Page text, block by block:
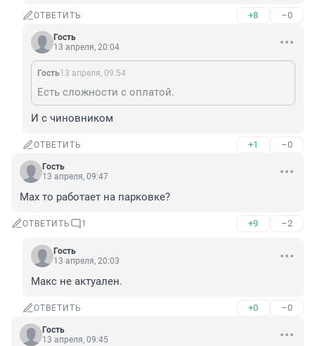
ОТВЕТИТЬ +8 –0
Гость
13 апреля, 20:04
Гость13 апреля, 09:54
Есть сложности с оплатой.
И с чиновником
ОТВЕТИТЬ +1 –0
Гость
13 апреля, 09:47
Мах то работает на парковке?
ОТВЕТИТЬ 1 +9 –2
Гость
13 апреля, 20:03
Макс не актуален.
ОТВЕТИТЬ +0 –0
Гость
13 апреля, 09:45